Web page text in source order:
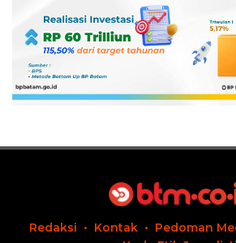
Redaksi Kontak Pedoman